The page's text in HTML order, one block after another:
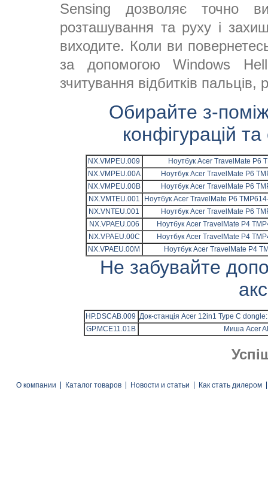
Sensing дозволяє точно
розташування та руху і
виходите. Коли ви
за допомогою Windows
зчитування відбитків
Обирайте з-
конфігурацій
NX.VMPEU.009
Ноутбук Acer TravelMate P6
NX.VMPEU.00A
Ноутбук Acer TravelMate P6
NX.VMPEU.00B
Ноутбук Acer TravelMate P6
NX.VMTEU.001
Ноутбук Acer TravelMate P6
NX.VNTEU.001
Ноутбук Acer TravelMate P6
NX.VPAEU.006
Ноутбук Acer TravelMate P4
NX.VPAEU.00C
Ноутбук Acer TravelMate P4
NX.VPAEU.00M
Ноутбук Acer TravelMate P4
Не забувайте
HP.DSCAB.009 Док-станція Acer 12in1 Type C
GP.MCE11.01B
Миша Acer
О компании Каталог товаров Новости и статьи Как стать дилером